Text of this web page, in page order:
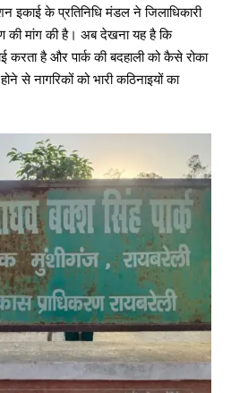
इकाई के प्रतिनिधि मंडल ने जिलाधिकारी
की मांग की है। अब देखना यह है कि
करता है और पार्क की बदहाली को कैसे रोका
से नागरिकों को भारी कठिनाइयों का